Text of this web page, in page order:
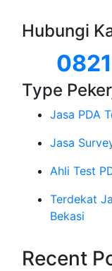
Hubungi
Type
Jasa PDA
Jasa
Ahli Test
Terdekat
Bekasi
Recent